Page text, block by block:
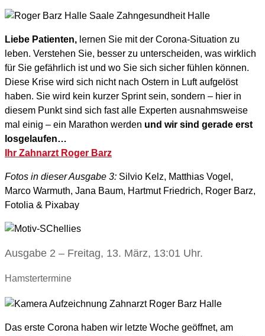
Liebe Patienten, lernen Sie mit der Corona-Situation zu
leben. Verstehen Sie, besser zu unterscheiden, was wirklich
für Sie gefährlich ist und wo Sie sich sicher fühlen können.
Diese Krise wird sich nicht nach Ostern in Luft aufgelöst
haben. Sie wird kein kurzer Sprint sein, sondern – hier in
diesem Punkt sind sich fast alle Experten ausnahmsweise
mal einig – ein Marathon werden und wir sind gerade erst
losgelaufen…
Ihr Zahnarzt Roger Barz
Fotos in dieser Ausgabe 3: Silvio Kelz, Matthias Vogel,
Marco Warmuth, Jana Baum, Hartmut Friedrich, Roger Barz,
Fotolia & Pixabay
Ausgabe 2 – Freitag, 13. März, 13:01 Uhr.
Hamstertermine
Das erste Corona haben wir letzte Woche geöffnet, am